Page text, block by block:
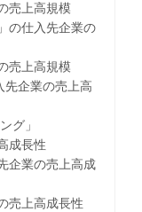
売上高規模
仕入先企業の
売上高規模
企業の売上高
グ」
成長性
業の売上高成
上高成長性